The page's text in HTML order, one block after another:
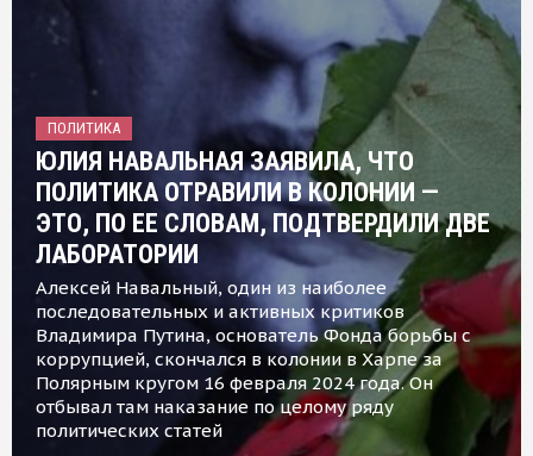
ПОЛИТИКА
ЮЛИЯ НАВАЛЬНАЯ ЗАЯВИЛА, ЧТО
ПОЛИТИКА ОТРАВИЛИ В КОЛОНИИ —
ЭТО, ПО ЕЕ СЛОВАМ, ПОДТВЕРДИЛИ ДВЕ
ЛАБОРАТОРИИ
Алексей Навальный, один из наиболее
последовательных и активных критиков
Владимира Путина, основатель Фонда борьбы с
коррупцией, скончался в колонии в Харпе за
Полярным кругом 16 февраля 2024 года. Он
отбывал там наказание по целому ряду
политических статей